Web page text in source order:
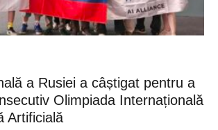
a Rusiei a câștigat pentru a
Olimpiada Internațională
Artificială